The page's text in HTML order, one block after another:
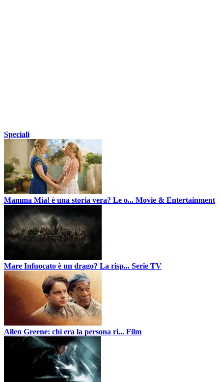
Speciali
Mamma Mia! è una storia vera? Le o... Movie & Entertainment
Mare Infuocato è un drago? La risp... Serie TV
Allen Greene: chi era la persona ri... Film